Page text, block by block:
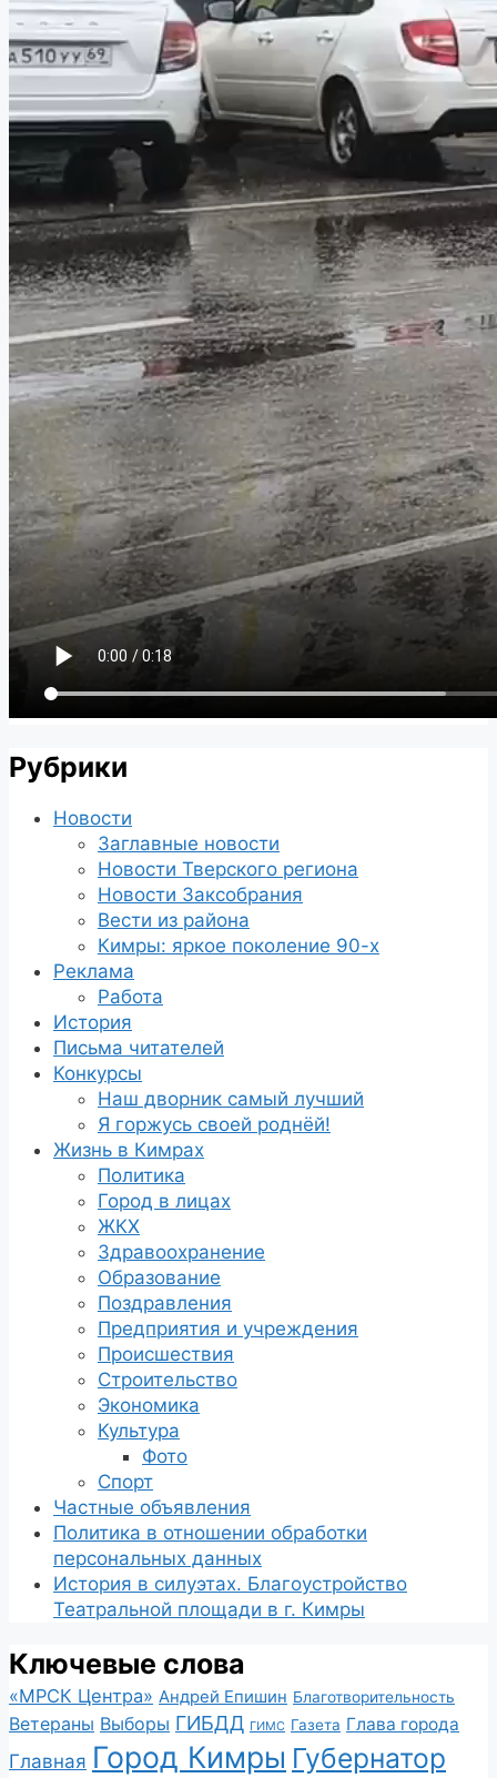
Рубрики
Новости
Заглавные новости
Новости Тверского региона
Новости Заксобрания
Вести из района
Кимры: яркое поколение 90-х
Реклама
Работа
История
Письма читателей
Конкурсы
Наш дворник самый лучший
Я горжусь своей роднёй!
Жизнь в Кимрах
Политика
Город в лицах
ЖКХ
Здравоохранение
Образование
Поздравления
Предприятия и учреждения
Происшествия
Строительство
Экономика
Культура
Фото
Спорт
Частные объявления
Политика в отношении обработки
персональных данных
История в силуэтах. Благоустройство
Театральной площади в г. Кимры
Ключевые слова
«МРСК Центра» Андрей Епишин Благотворительность
Ветераны Выборы ГИБДД ГИМС Газета Глава города
Главная Город Кимры Губернатор